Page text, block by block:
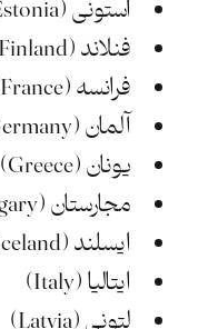
استونی (Estonia)
فنلاند (Finland)
فرانسه (France)
آلمان (Germany)
یونان (Greece)
مجارستان (Hungary)
ایسلند (Iceland)
ایتالیا (Italy)